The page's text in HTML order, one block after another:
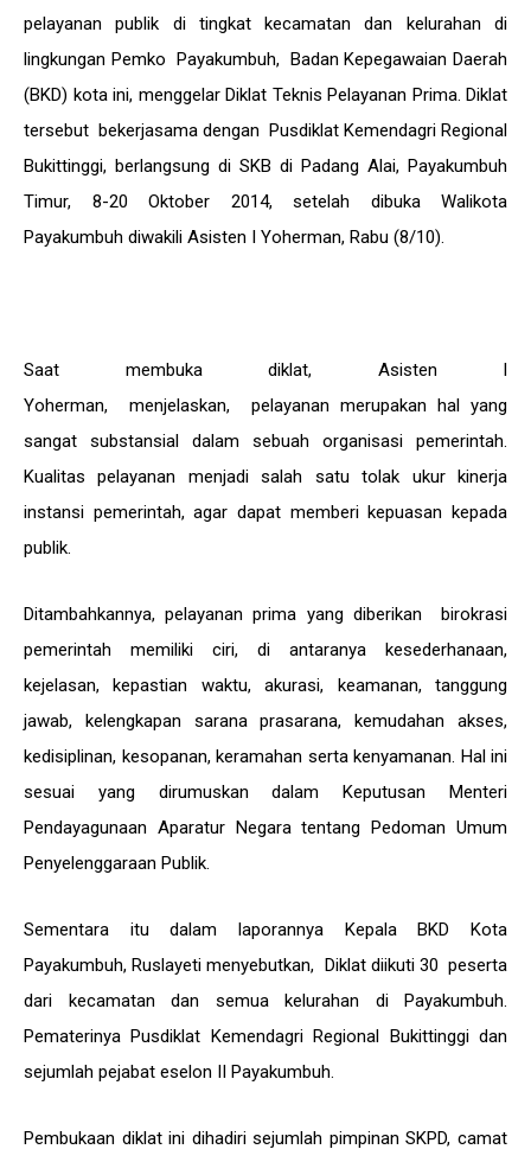
pelayanan publik di tingkat kecamatan dan kelurahan di
lingkungan Pemko Payakumbuh, Badan Kepegawaian Daerah
(BKD) kota ini, menggelar Diklat Teknis Pelayanan Prima. Diklat
tersebut bekerjasama dengan Pusdiklat Kemendagri Regional
Bukittinggi, berlangsung di SKB di Padang Alai, Payakumbuh
Timur, 8-20 Oktober 2014, setelah dibuka Walikota
Payakumbuh diwakili Asisten I Yoherman, Rabu (8/10).
Saat membuka diklat, Asisten I
Yoherman, menjelaskan, pelayanan merupakan hal yang
sangat substansial dalam sebuah organisasi pemerintah.
Kualitas pelayanan menjadi salah satu tolak ukur kinerja
instansi pemerintah, agar dapat memberi kepuasan kepada
publik.
Ditambahkannya, pelayanan prima yang diberikan birokrasi
pemerintah memiliki ciri, di antaranya kesederhanaan,
kejelasan, kepastian waktu, akurasi, keamanan, tanggung
jawab, kelengkapan sarana prasarana, kemudahan akses,
kedisiplinan, kesopanan, keramahan serta kenyamanan. Hal ini
sesuai yang dirumuskan dalam Keputusan Menteri
Pendayagunaan Aparatur Negara tentang Pedoman Umum
Penyelenggaraan Publik.
Sementara itu dalam laporannya Kepala BKD Kota
Payakumbuh, Ruslayeti menyebutkan, Diklat diikuti 30 peserta
dari kecamatan dan semua kelurahan di Payakumbuh.
Pematerinya Pusdiklat Kemendagri Regional Bukittinggi dan
sejumlah pejabat eselon II Payakumbuh.
Pembukaan diklat ini dihadiri sejumlah pimpinan SKPD, camat